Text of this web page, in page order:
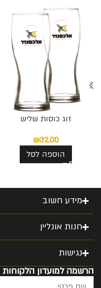
זוג כוסות שליש
₪32.00
הוספה לסל
מידע חשוב
חנות אונליין
נגישות
הרשמה למועדון הלקוחות